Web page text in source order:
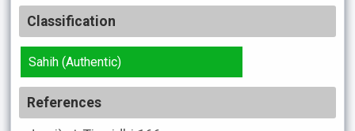
Classification
Sahih (Authentic)
References